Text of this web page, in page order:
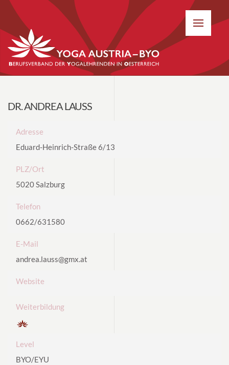
DR. ANDREA LAUSS
Adresse
Eduard-Heinrich-Straße 6/13
PLZ/Ort
5020 Salzburg
Telefon
0662/631580
E-Mail
andrea.lauss@gmx.at
Website
Weiterbildung
Level
BYO/EYU